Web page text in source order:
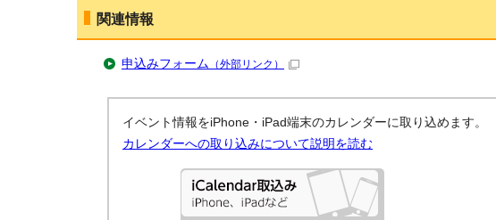
関連情報
申込みフォーム （外部リンク）
イベント情報をiPhone・iPad端末のカレンダーに取り込めます。
カレンダーへの取り込みについて説明を読む